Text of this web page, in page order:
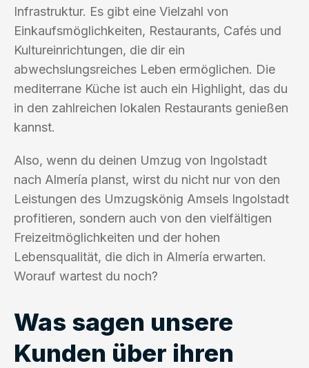
Infrastruktur. Es gibt eine Vielzahl von
Einkaufsmöglichkeiten, Restaurants, Cafés und
Kultureinrichtungen, die dir ein
abwechslungsreiches Leben ermöglichen. Die
mediterrane Küche ist auch ein Highlight, das du
in den zahlreichen lokalen Restaurants genießen
kannst.
Also, wenn du deinen Umzug von Ingolstadt
nach Almería planst, wirst du nicht nur von den
Leistungen des Umzugskönig Amsels Ingolstadt
profitieren, sondern auch von den vielfältigen
Freizeitmöglichkeiten und der hohen
Lebensqualität, die dich in Almería erwarten.
Worauf wartest du noch?
Was sagen unsere
Kunden über ihren